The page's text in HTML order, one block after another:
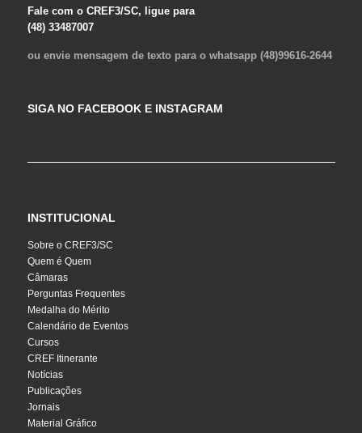
Fale com o CREF3/SC, ligue para
(48) 33487007
ou envie mensagem de texto para o whatsapp (48)99616-2644
SIGA NO FACEBOOK E INSTAGRAM
INSTITUCIONAL
Sobre o CREF3/SC
Quem é Quem
Câmaras
Perguntas Frequentes
Medalha do Mérito
Calendário de Eventos
Cursos
CREF Itinerante
Notícias
Publicações
Jornais
Material Gráfico